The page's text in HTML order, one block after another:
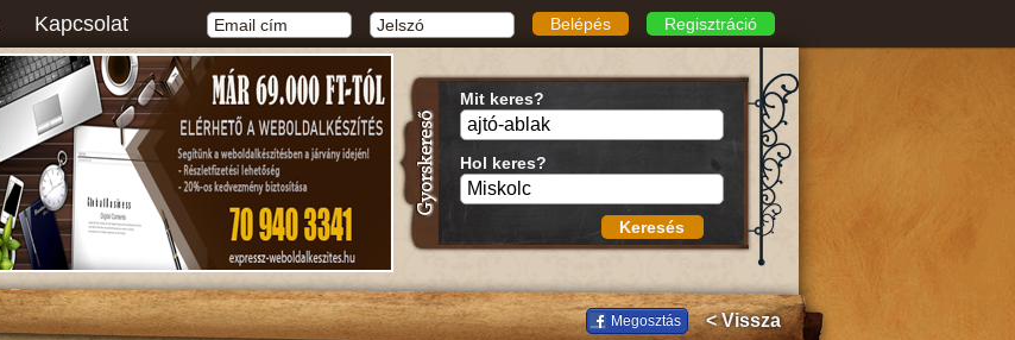
Kapcsolat Regisztráció
Belépés
Mit keres?
Hol keres?
Keresés
< Vissza
Megosztás